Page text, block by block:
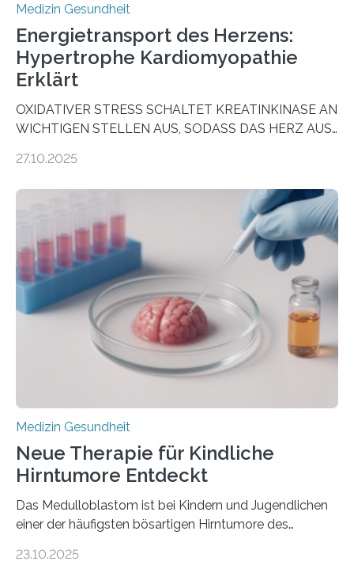
Medizin Gesundheit
Energietransport des Herzens:
Hypertrophe Kardiomyopathie
Erklärt
OXIDATIVER STRESS SCHALTET KREATINKINASE AN
WICHTIGEN STELLEN AUS, SODASS DAS HERZ AUS
aus dem Deutschen Zentrum für Herzinsuffizienz
im Journal Circulation, warum der Energietransport bei
der Hypertrophen Kardiomyopathie (HCM) versagen
kann und wie sich durch eine Verringerung der
Herzbelastung und des oxidativen Stresses
Rhythmusstörungen reduzieren lassen. Würzburg. Die
hypertrophe Kardiomyopathie (HCM) ist die häufigste
erblich bedingte Herzerkrankung. Sie führt dazu, dass
sich die linke Herzkammer verdickt, der Herzmuskel zu
stark kontrahiert…
27.10.2025
Medizin Gesundheit
Neue Therapie für Kindliche
Hirntumore Entdeckt
Das Medulloblastom ist bei Kindern und Jugendlichen
einer der häufigsten bösartigen Hirntumore des
Betroffenen können mit heutigen Methoden geheilt
23.10.2025